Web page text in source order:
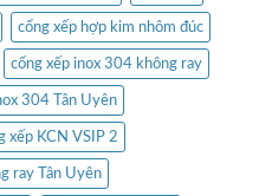
cổng xếp hợp kim nhôm đúc
cổng xếp inox 304 không ray
304 Tân Uyên
xếp KCN VSIP 2
ray Tân Uyên